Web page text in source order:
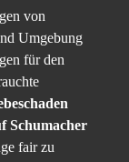
von
Umgebung
für den
Schumacher
fair zu